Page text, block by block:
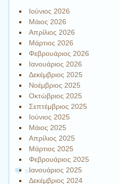
Ιούνιος 2026
Μάιος 2026
Απρίλιος 2026
Μάρτιος 2026
Φεβρουάριος 2026
Ιανουάριος 2026
Δεκέμβριος 2025
Νοέμβριος 2025
Οκτώβριος 2025
Σεπτέμβριος 2025
Ιούνιος 2025
Μάιος 2025
Απρίλιος 2025
Μάρτιος 2025
Φεβρουάριος 2025
Ιανουάριος 2025
Δεκέμβριος 2024